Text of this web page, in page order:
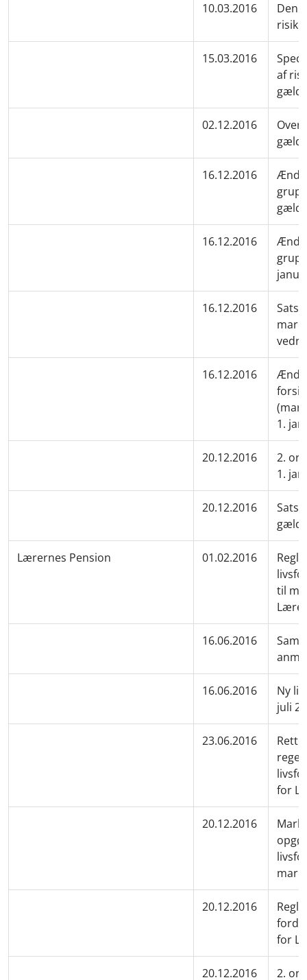
10.03.2016
Den
15.03.2016
af
02.12.2016
16.12.2016
16.12.2016
16.12.2016
vedr.
16.12.2016
1.
20.12.2016
2.
1.
20.12.2016
Lærernes Pension 01.02.2016
til
16.06.2016
16.06.2016
Ny
juli
23.06.2016
for
20.12.2016
20.12.2016
for
20.12.2016 2.